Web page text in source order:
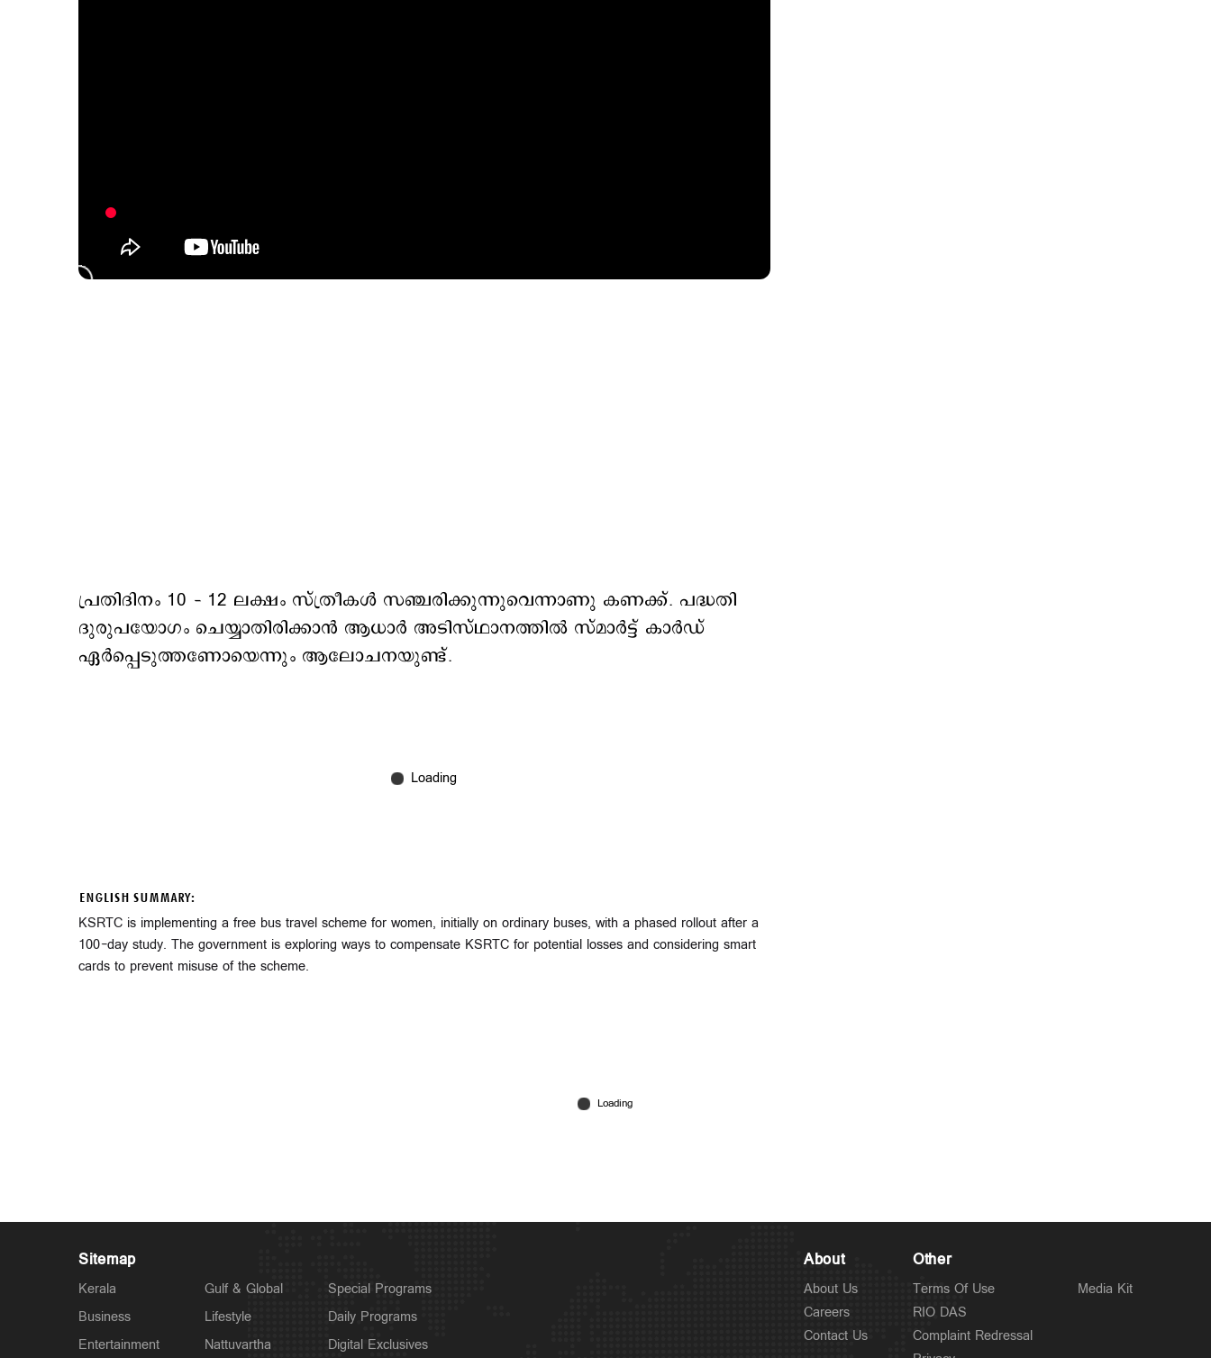
പ്രതിദിനം 10 – 12 ലക്ഷം സ്ത്രീകൾ സഞ്ചരിക്കുന്നുവെന്നാണു കണക്ക്. പദ്ധതി
ദുരുപയോഗം ചെയ്യാതിരിക്കാൻ ആധാർ അടിസ്ഥാനത്തിൽ സ്മാർട്ട് കാർഡ്
ഏർപ്പെടുത്തണോയെന്നും ആലോചനയുണ്ട്.
ENGLISH SUMMARY:
KSRTC is implementing a free bus travel scheme for women, initially on ordinary buses, with a phased rollout after a
100-day study. The government is exploring ways to compensate KSRTC for potential losses and considering smart
cards to prevent misuse of the scheme.
Sitemap
Kerala
Business
Entertainment
Gulf & Global
Lifestyle
Nattuvartha
Special Programs
Daily Programs
Digital Exclusives
About
About Us
Careers
Contact Us
Other
Terms Of Use
RIO DAS
Complaint Redressal
Media Kit